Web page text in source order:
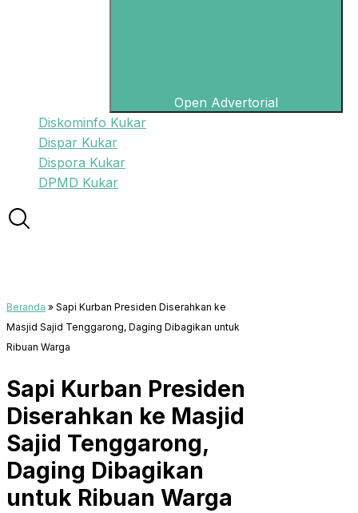
Open Advertorial
Diskominfo Kukar
Dispar Kukar
Dispora Kukar
DPMD Kukar
Beranda » Sapi Kurban Presiden Diserahkan ke
Masjid Sajid Tenggarong, Daging Dibagikan untuk
Ribuan Warga
Sapi Kurban Presiden
Diserahkan ke Masjid
Sajid Tenggarong,
Daging Dibagikan
untuk Ribuan Warga